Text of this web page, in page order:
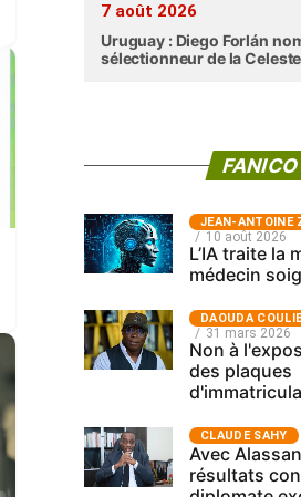
7 août 2026
Uruguay : Diego Forlán
sélectionneur de la Celeste
FANICO
JEAN-ANTOINE
10 août 2026
L’IA traite la
médecin
‎DAOUDA
31 mars 2026
Non à
des plaques
CLAUDE SAHY
Avec
résultats